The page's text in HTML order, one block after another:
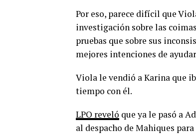
Por eso, parece difícil que
investigación sobre las
pruebas que sobre sus
mejores intenciones de
Viola le vendió a Karina que
tiempo con él.
LPO reveló que ya le pasó a
al despacho de Mahiques